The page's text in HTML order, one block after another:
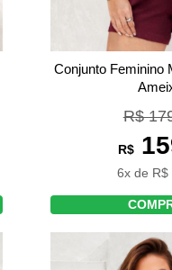
Conjunto Feminino
R$
R$
6x de R$